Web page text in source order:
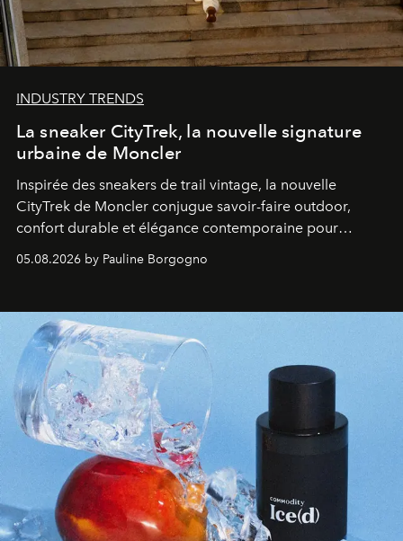
INDUSTRY TRENDS
La sneaker CityTrek, la nouvelle signature
urbaine de Moncler
Inspirée des sneakers de trail vintage, la nouvelle
CityTrek de Moncler conjugue savoir-faire outdoor,
confort durable et élégance contemporaine pour
05.08.2026 by Pauline Borgogno